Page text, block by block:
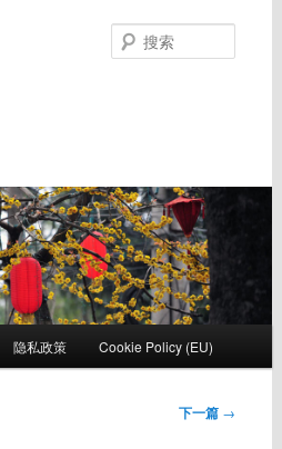
隐私政策 Cookie Policy (EU)
下一篇 →